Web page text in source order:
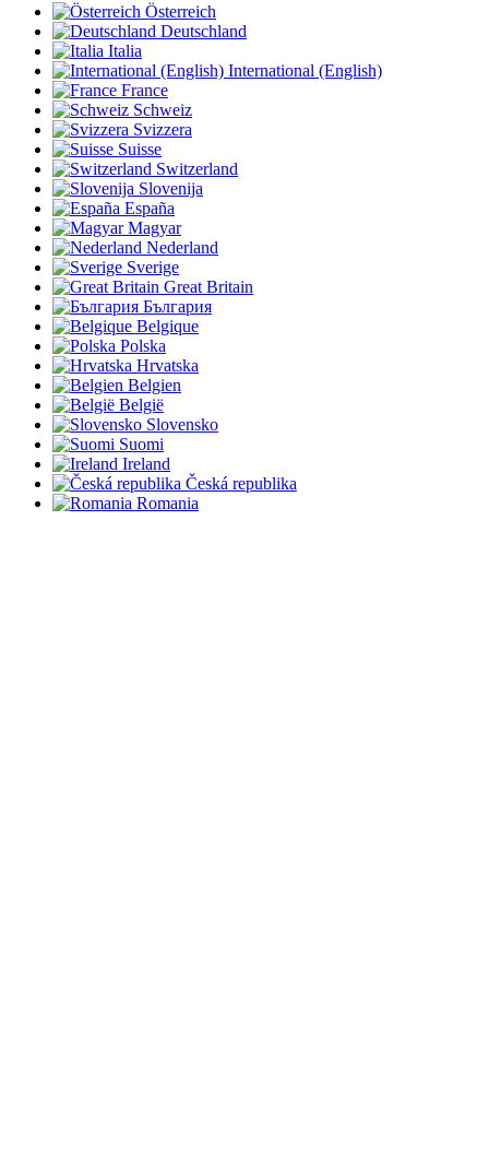
Österreich
Deutschland
Italia
International (English)
France
Schweiz
Svizzera
Suisse
Switzerland
Slovenija
España
Magyar
Nederland
Sverige
Great Britain
България
Belgique
Polska
Hrvatska
Belgien
België
Slovensko
Suomi
Ireland
Česká republika
Romania